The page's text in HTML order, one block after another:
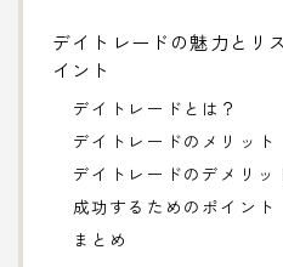
デイトレードの魅力とリ
イント
デイトレードとは？
デイトレードのメリット
デイトレードのデメリッ
成功するためのポイント
まとめ